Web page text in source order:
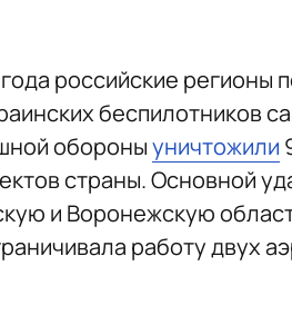
российские регионы
беспилотников
обороныуничтожили
страны. Основной
и Воронежскую
работу двух